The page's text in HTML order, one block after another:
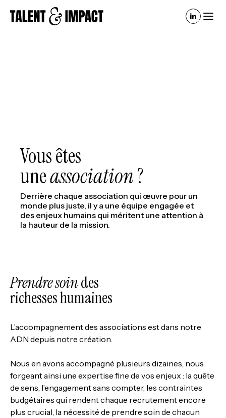
Vous êtes
uneassociation?
Derrière chaque association qui œuvre pour un
monde plus juste, il y a une équipe engagée et
des enjeux humains qui méritent une attention à
la hauteur de la mission.
Prendre soindes
richesses humaines
L’accompagnement des associations est dans notre
ADN depuis notre création.
Nous en avons accompagné plusieurs dizaines, nous
forgeant ainsi une expertise fine de vos enjeux : la quête
de sens, l’engagement sans compter, les contraintes
budgétaires qui rendent chaque recrutement encore
plus crucial, la nécessité de prendre soin de chacun